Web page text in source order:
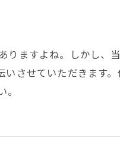
ますよね。しかし、
させていただきます